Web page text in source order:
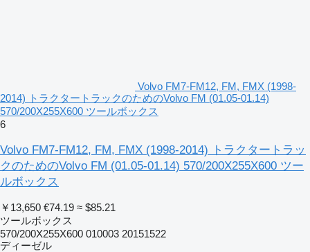
Volvo FM7-FM12, FM, FMX (1998-
2014) トラクタートラックのためのVolvo FM (01.05-01.14)
570/200X255X600 ツールボックス
6
Volvo FM7-FM12, FM, FMX (1998-2014) トラクタートラッ
クのためのVolvo FM (01.05-01.14) 570/200X255X600 ツー
ルボックス
￥13,650 €74.19 ≈ $85.21
ツールボックス
570/200X255X600 010003 20151522
ディーゼル